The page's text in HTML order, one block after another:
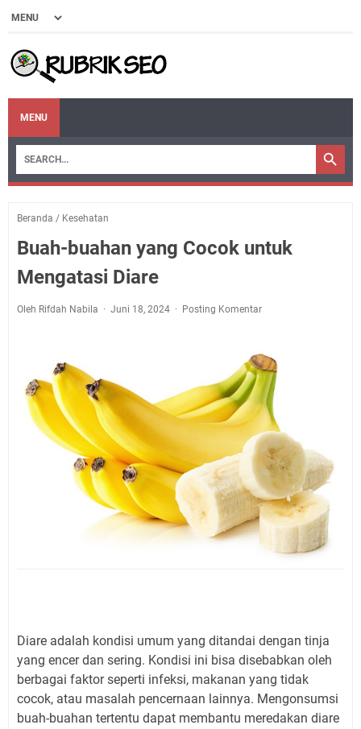
MENU
Beranda / Kesehatan
Buah-buahan yang Cocok untuk
Mengatasi Diare
Oleh Rifdah Nabila Juni 18, 2024 Posting Komentar
Diare adalah kondisi umum yang ditandai dengan tinja
yang encer dan sering. Kondisi ini bisa disebabkan oleh
berbagai faktor seperti infeksi, makanan yang tidak
cocok, atau masalah pencernaan lainnya. Mengonsumsi
buah-buahan tertentu dapat membantu meredakan diare